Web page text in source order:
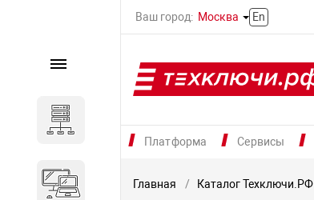
Ваш город: Москва En
Платформа Сервисы
Каталог
Компьютеры и ноутбуки
Главная Каталог Техключи.РФ